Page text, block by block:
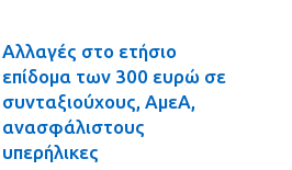
Αλλαγές στο ετήσιο
επίδομα των 300 ευρώ σε
συνταξιούχους, ΑμεΑ,
ανασφάλιστους
υπερήλικες